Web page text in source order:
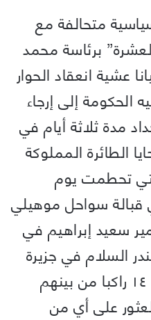
متحالفة مع
برئاسة محمد
عشية انعقاد الحوار
الحكومة إلى إرجاء
مدة ثلاثة أيام في
الطائرة المملوكة
تحطمت يوم
قبالة سواحل موهيلي
سعيد إبراهيم في
السلام في جزيرة
موهيلي وكان على متنها ١٤ راكبا من بينهم
على أي من